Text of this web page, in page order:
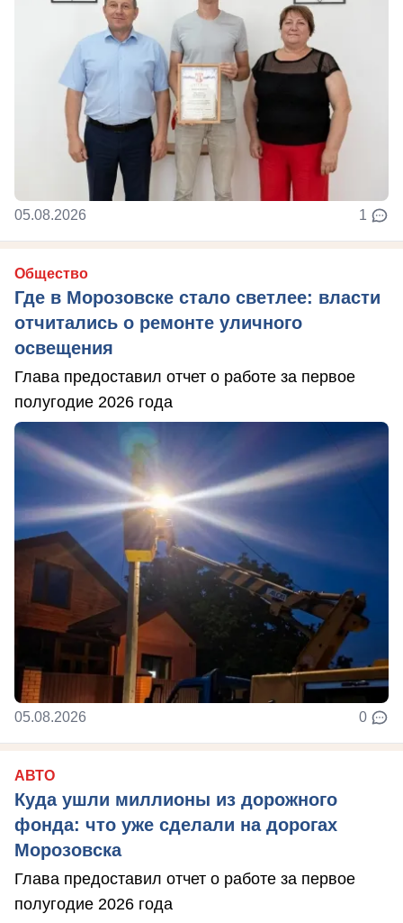
05.08.2026 1
Общество
Где в Морозовске стало светлее: власти
отчитались о ремонте уличного
освещения
Глава предоставил отчет о работе за первое
полугодие 2026 года
05.08.2026 0
АВТО
Куда ушли миллионы из дорожного
фонда: что уже сделали на дорогах
Морозовска
Глава предоставил отчет о работе за первое
полугодие 2026 года